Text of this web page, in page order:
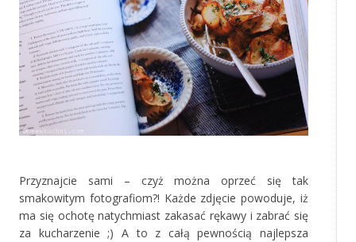
Przyznajcie sami – czyż można oprzeć się tak
smakowitym fotografiom?! Każde zdjęcie powoduje, iż
ma się ochotę natychmiast zakasać rękawy i zabrać się
za kucharzenie ;) A to z całą pewnością najlepsza